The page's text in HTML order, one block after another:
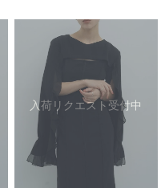
入荷リクエスト受付中